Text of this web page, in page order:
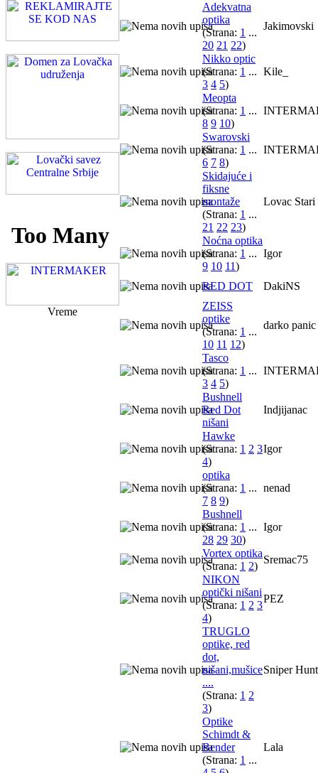
Vreme
Adekvatna
optika
(Strana: 1 ...
20 21 22)
Jakimovski
Nikko optic
(Strana: 1 ...
3 4 5)
Kile_
Meopta
(Strana: 1 ...
8 9 10)
Swarovski
(Strana: 1 ...
6 7 8)
Skidajuće i
fiksne
montaže
(Strana: 1 ...
21 22 23)
Lovac Stari
Noćna optika
(Strana: 1 ...
9 10 11)
Igor
RED DOT
DakiNS
ZEISS
optike
(Strana: 1 ...
10 11 12)
darko panic
Tasco
(Strana: 1 ...
3 4 5)
Bushnell
Red Dot
nišani
Indjijanac
Hawke
(Strana: 1 2 3
4)
Igor
optika
(Strana: 1 ...
7 8 9)
nenad
Bushnell
(Strana: 1 ...
28 29 30)
Igor
Vortex optika
(Strana: 1 2)
Sremac75
NIKON
optički nišani
(Strana: 1 2 3
4)
PEZ
TRUGLO
optike, red
dot,
nišani,mušice
....
(Strana: 1 2
3)
Sniper
Optike
Schimdt &
Bender
(Strana: 1 ...
Lala